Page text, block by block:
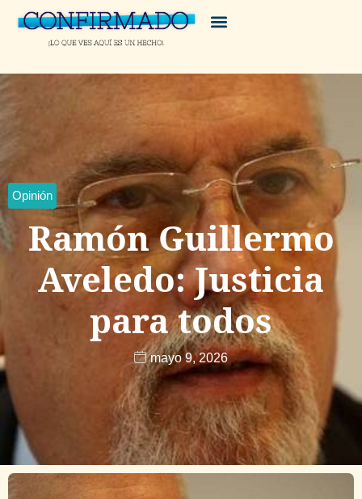
Opinión
Ramón Guillermo
Aveledo: Justicia
para todos
mayo 9, 2026